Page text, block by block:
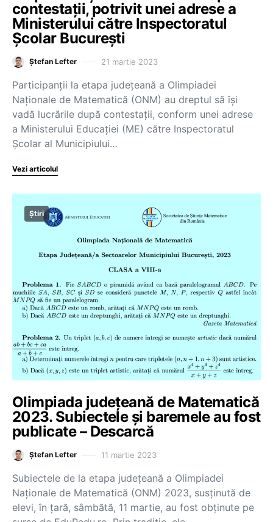
contestații, potrivit unei adrese a
Ministerului către Inspectoratul
Școlar București
Ștefan Lefter 21 martie 2023
Participanții la etapa județeană a Olimpiadei
Naționale de Matematică (ONM) au dreptul să își
vadă lucrările după contestații, conform unei adrese
a Ministerului Educației (ME) către Inspectoratul
Școlar al Municipiului…
Vezi articolul
Știri
Olimpiada județeană de Matematică
2023. Subiectele și baremele au fost
publicate – Descarcă
Ștefan Lefter 11 martie 2023
Subiectele de la etapa județeană a Olimpiadei
Naționale de Matematică (ONM) 2023, susținută de
elevi, în țară, sâmbătă, 11 martie, au fost obținute pe